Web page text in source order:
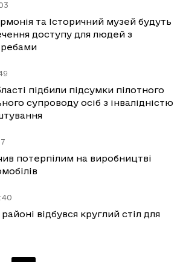
та Історичний музей будуть
доступу для людей з
підбили підсумки пілотного
супроводу осіб з інвалідністю
потерпілим на виробництві
відбувся круглий стіл для